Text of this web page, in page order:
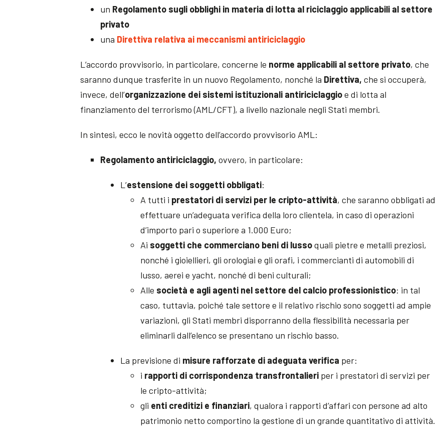
un Regolamento sugli obblighi in materia di lotta al riciclaggio applicabili al settore
privato
una Direttiva relativa ai meccanismi antiriciclaggio
L’accordo provvisorio, in particolare, concerne le norme applicabili al settore privato, che
saranno dunque trasferite in un nuovo Regolamento, nonché la Direttiva, che si occuperà,
invece, dell’organizzazione dei sistemi istituzionali antiriciclaggioe di lotta al
finanziamento del terrorismo (AML/CFT), a livello nazionale negli Stati membri.
In sintesi, ecco le novità oggetto dell’accordo provvisorio AML:
Regolamento antiriciclaggio,ovvero, in particolare:
L’estensione dei soggetti obbligati:
A tutti i prestatori di servizi per le cripto-attività, che saranno obbligati ad
effettuare un’adeguata verifica della loro clientela, in caso di operazioni
d’importo pari o superiore a 1.000 Euro;
Ai soggetti che commerciano beni di lussoquali pietre e metalli preziosi,
nonché i gioiellieri, gli orologiai e gli orafi, i commercianti di automobili di
lusso, aerei e yacht, nonché di beni culturali;
Alle società e agli agenti nel settore del calcio professionistico: in tal
caso, tuttavia, poiché tale settore e il relativo rischio sono soggetti ad ampie
variazioni, gli Stati membri disporranno della flessibilità necessaria per
eliminarli dall’elenco se presentano un rischio basso.
La previsione di misure rafforzate di adeguata verifica per:
i rapporti di corrispondenza transfrontalieri per i prestatori di servizi per
le cripto-attività;
gli enti creditizi e finanziari, qualora i rapporti d’affari con persone ad alto
patrimonio netto comportino la gestione di un grande quantitativo di attività.